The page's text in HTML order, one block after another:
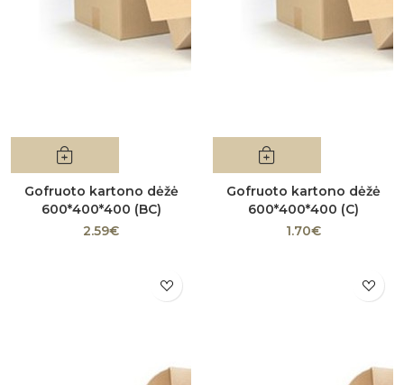
Gofruoto kartono dėžė
600*400*400 (BC)
2.59€
Gofruoto kartono dėžė
600*400*400 (C)
1.70€